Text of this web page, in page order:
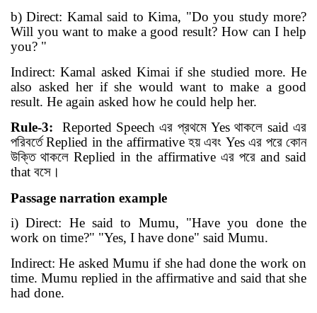
b) Direct: Kamal said to Kima, "Do you study more?
Will you want to make a good result? How can I help
you? "
Indirect: Kamal asked Kimai if she studied more. He
also asked her if she would want to make a good
result. He again asked how he could help her.
Rule-3: Reported Speech এর প্রথমেYes থাকলে said এর
পরিবর্তেReplied in the affirmative হয় এবং Yes এর পরে কোন
উক্তি থাকলেReplied in the affirmative এর পরে and said
that বসে ।
Passage narration example
i) Direct: He said to Mumu, "Have you done the
work on time?" "Yes, I have done" said Mumu.
Indirect: He asked Mumu if she had done the work on
time. Mumu replied in the affirmative and said that she
had done.